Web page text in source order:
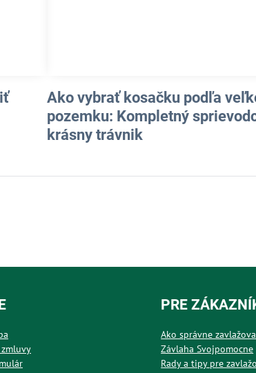
Ako vybrať kosačku podľa
pozemku: Kompletný
krásny trávnik
PRE
Ako správne
Závlaha Svojpomocne
Rady a tipy pre